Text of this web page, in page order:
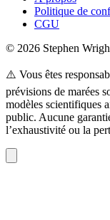
Politique de
CGU
© 2026 Stephen
⚠️ Vous êtes
prévisions de marées
modèles scientifiques
public. Aucune
l’exhaustivité ou la